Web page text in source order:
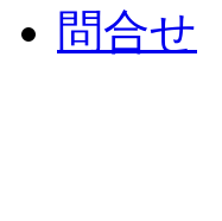
問合せ